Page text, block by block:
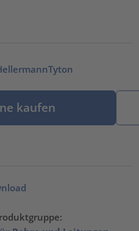
kaufen